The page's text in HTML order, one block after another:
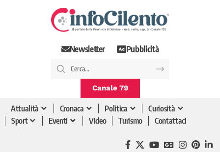
Newsletter Pubblicità
Canale 79
Attualità Cronaca Politica
Curiosità
Sport
Eventi Video Turismo Contattaci